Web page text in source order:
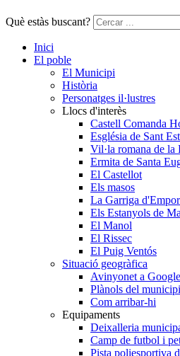
Què estàs buscant?
Inici
El poble
El Municipi
Història
Personatges il·lustres
Llocs d'interès
Castell Comanda
Església de Sant
Vil·la romana de
Ermita de Santa
El Castellot
Els masos
La Garriga
Els Estanyols de
El Manol
El Rissec
El Puig Ventós
Situació geogràfica
Avinyonet a
Plànols del municipi
Com arribar-hi
Equipaments
Deixalleria
Camp de futbol i
Pista poliesportiva